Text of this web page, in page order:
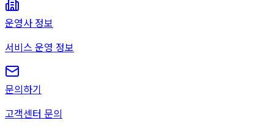
운영사 정보
서비스 운영 정보
문의하기
고객센터 문의